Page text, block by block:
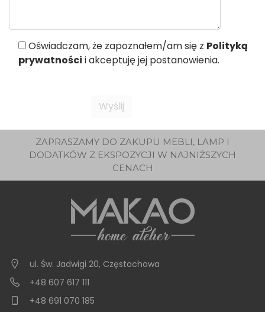
Oświadczam, że zapoznałem/am się z Polityką
prywatności i akceptuję jej postanowienia.
ZAPRASZAMY DO ZAKUPU MEBLI, LAMP I
DODATKÓW Z EKSPOZYCJI W NAJNIŻSZYCH
CENACH
ul. Św. Jadwigi 20, Częstochowa
+48 607 617 111
+48 691 070 185